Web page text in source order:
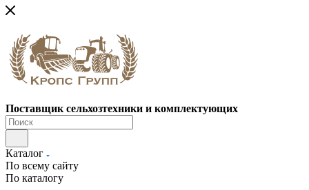
Поставщик сельхозтехники и комплектующих
Каталог
По всему сайту
По каталогу